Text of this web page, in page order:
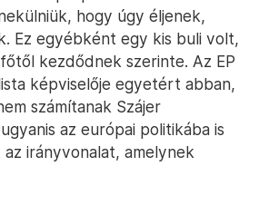
hogy úgy éljenek,
Ez egyébként egy kis buli volt,
kezdődnek szerinte. Az EP
képviselője egyetért abban,
számítanak Szájer
az európai politikába is
irányvonalat, amelynek